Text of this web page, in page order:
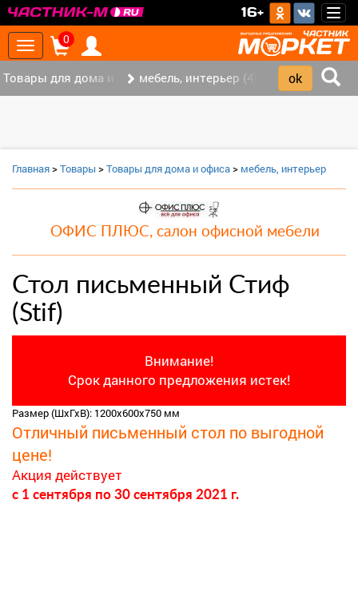
16+
Toggle
navigation
0
Товары для дома и офиса (8)мебель, интерьер (4)
Главная>Товары >Товары для дома и офиса> мебель, интерьер
ОФИС ПЛЮС, салон офисной мебели
Стол письменный Стиф
(Stif)
Внимание!
Срок данного предложения истек!
Размер (ШхГхВ): 1200х600х750 мм
Отличный письменный стол по выгодной
цене!
Акция действует
c 1 сентября по 30 сентября 2021 г.